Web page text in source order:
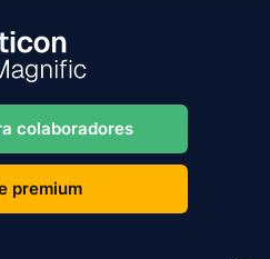
colaboradores
premium